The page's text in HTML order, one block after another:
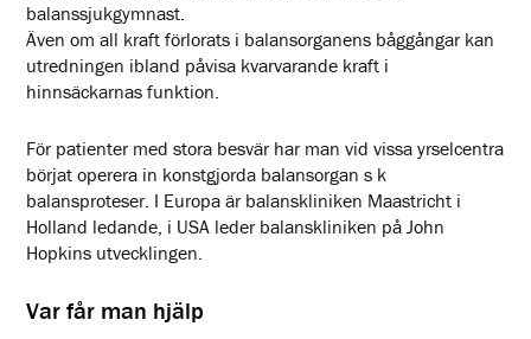
balanssjukgymnast.
Även om all kraft förlorats i balansorganens båggångar kan
utredningen ibland påvisa kvarvarande kraft i
hinnsäckarnas funktion.
För patienter med stora besvär har man vid vissa yrselcentra
börjat operera in konstgjorda balansorgan s k
balansproteser. I Europa är balanskliniken Maastricht i
Holland ledande, i USA leder balanskliniken på John
Hopkins utvecklingen.
Var får man hjälp